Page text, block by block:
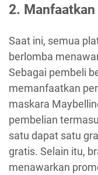
2.
Saat ini, semua
berlomba
Sebagai pembeli
memanfaatkan
maskara
pembelian
satu dapat satu
gratis. Selain itu,
menawarkan